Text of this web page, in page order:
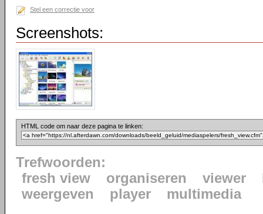
Stel een correctie voor
Screenshots:
HTML code om naar deze pagina te linken:
Trefwoorden:
fresh view
organiseren viewer
weergeven
player multimedia